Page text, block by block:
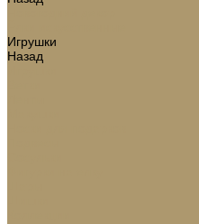
Игрушки
Назад